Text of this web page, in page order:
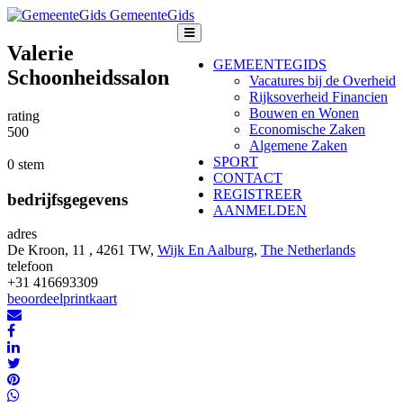
GemeenteGids
GEMEENTEGIDS
Vacatures bij de Overheid
Rijksoverheid Financien
Bouwen en Wonen
Economische Zaken
Algemene Zaken
SPORT
CONTACT
REGISTREER
AANMELDEN
Valerie
Schoonheidssalon
rating
500
0 stem
bedrijfsgegevens
adres
De Kroon, 11 , 4261 TW, Wijk En Aalburg, The Netherlands
telefoon
+31 416693309
beoordeelprintkaart